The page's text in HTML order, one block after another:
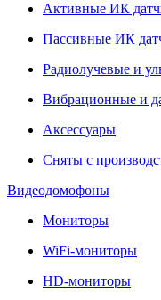
Активные ИК
Пассивные ИК
Радиолучевые и
Вибрационные и
Аксессуары
Сняты с
Видеодомофоны
Мониторы
WiFi-мониторы
HD-мониторы